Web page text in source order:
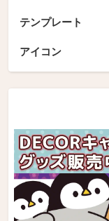
テンプレート
アイコン